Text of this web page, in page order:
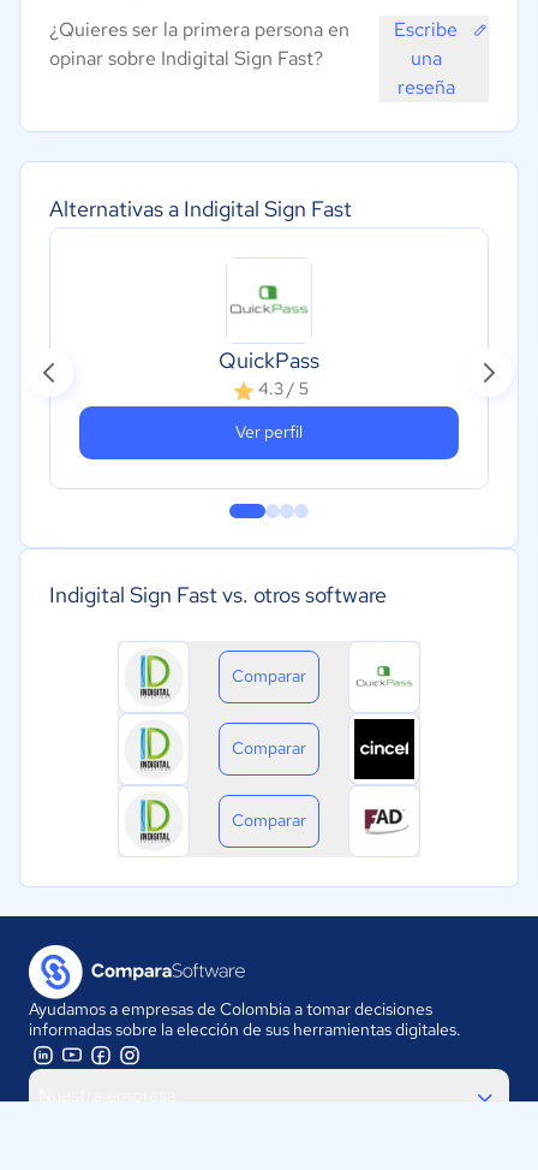
Alternativas a Indigital Sign Fast
QuickPass
4.3 / 5
Ver perfil
Indigital Sign Fast vs. otros software
Comparar
Comparar
Comparar
¿Quieres ser la primera persona en
opinar sobre Indigital Sign Fast?
Escribe
una
reseña
Ayudamos a empresas de Colombia a tomar decisiones
informadas sobre la elección de sus herramientas digitales.